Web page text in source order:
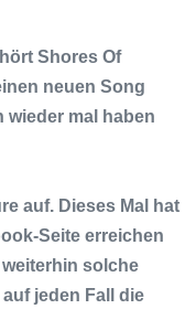
Shores Of
neuen Song
mal haben
auf. Dieses Mal hat
-Seite erreichen
weiterhin solche
jeden Fall die